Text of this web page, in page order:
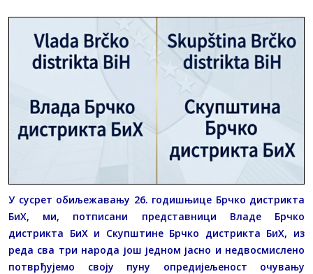
У сусрет обиљежавању 26. годишњице Брчко дистрикта
БиХ, ми, потписани представници Владе Брчко
дистрикта БиХ и Скупштине Брчко дистрикта БиХ, из
реда сва три народа још једном јасно и недвосмислено
потврђујемо своју пуну опредијељеност очувању